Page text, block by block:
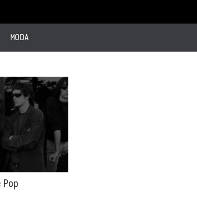
MODA
Pop